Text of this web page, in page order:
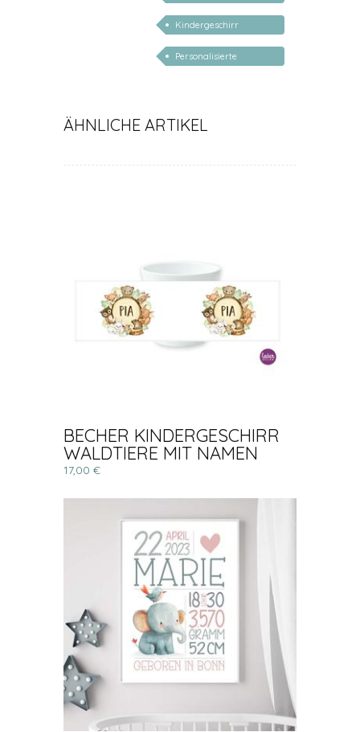
Geschenke Kind 3 Jahr
Kindergeschirr
personalisiert mit
Namen
Personalisierte
ÄHNLICHE ARTIKEL
BECHER KINDERGESCHIRR
WALDTIERE MIT NAMEN
17,00 €